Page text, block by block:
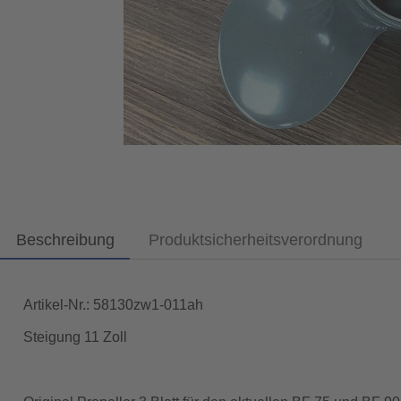
Beschreibung Produktsicherheitsverordnung
Artikel-Nr.: 58130zw1-011ah
Steigung 11 Zoll